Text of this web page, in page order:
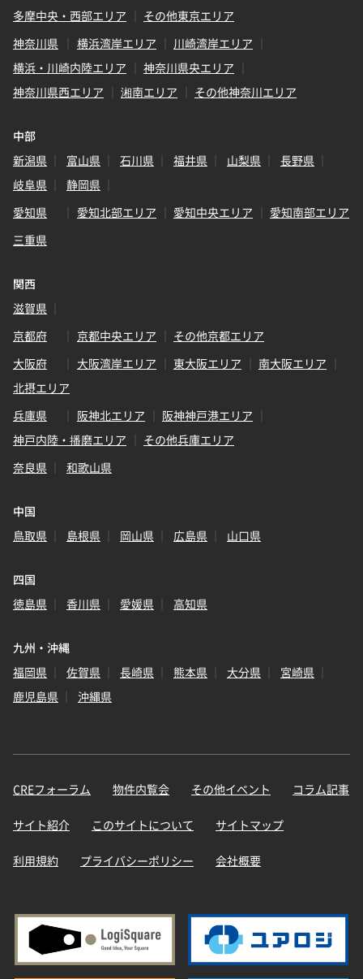
多摩中央・西部エリア
その他東京エリア
神奈川県
横浜湾岸エリア
川崎湾岸エリア
横浜・川崎内陸エリア
神奈川県央エリア
神奈川県西エリア
湘南エリア その他神奈川エリア
中部
新潟県
富山県 石川県 福井県 山梨県
長野県
岐阜県
静岡県
愛知県
愛知北部エリア 愛知中央エリア
愛知南部エリア
三重県
関西
滋賀県
京都府
京都中央エリア
その他京都エリア
大阪府
大阪湾岸エリア 東大阪エリア
南大阪エリア
北摂エリア
兵庫県
阪神北エリア
阪神神戸港エリア
神戸内陸・播磨エリア
その他兵庫エリア
奈良県
和歌山県
中国
鳥取県
島根県 岡山県 広島県 山口県
四国
徳島県
香川県 愛媛県 高知県
九州・沖縄
福岡県
佐賀県 長崎県 熊本県 大分県
宮崎県
鹿児島県
沖縄県
CREフォーラム 物件内覧会 その他イベント コラム記事
サイト紹介 このサイトについて サイトマップ
利用規約 プライバシーポリシー 会社概要